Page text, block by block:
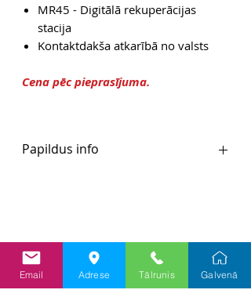
MR45 - Digitālā rekuperācijas
stacija
Kontaktdakša atkarībā no valsts
Cena pēc pieprasījuma.
Papildus info
Pieprasījums/Jautājumi/Piedāvā
jums
Email Adrese Tālrunis Galvenā